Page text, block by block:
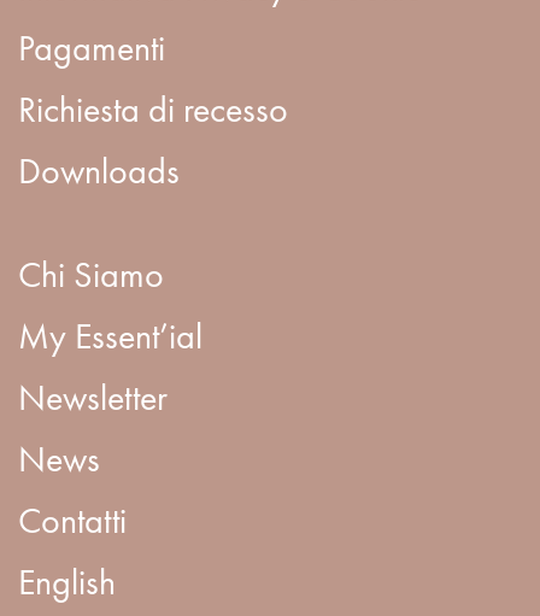
Pagamenti
Richiesta di recesso
Downloads
Chi Siamo
My Essent’ial
Newsletter
News
Contatti
English